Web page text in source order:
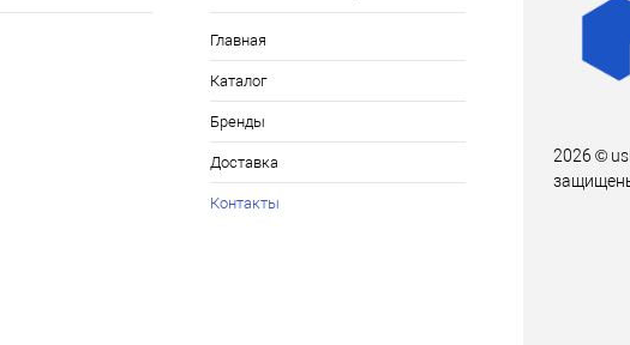
Главная
Каталог
Бренды
Доставка
Контакты
2026 ©